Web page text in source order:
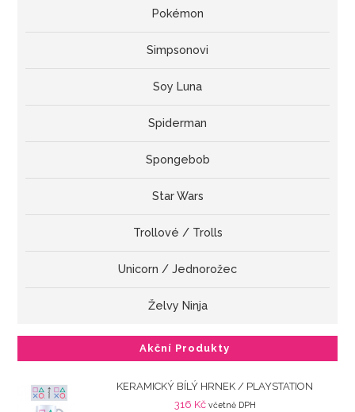
Pokémon
Simpsonovi
Soy Luna
Spiderman
Spongebob
Star Wars
Trollové / Trolls
Unicorn / Jednorožec
Želvy Ninja
Akční Produkty
KERAMICKÝ BÍLÝ HRNEK / PLAYSTATION
316 Kč včetně DPH